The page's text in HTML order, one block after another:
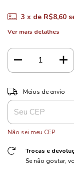
3 x de R$8,60
Ver mais detalhes
Entregas para o CEP:
Meios de envio
Não sei meu CEP
Trocas e
Se não gostar,